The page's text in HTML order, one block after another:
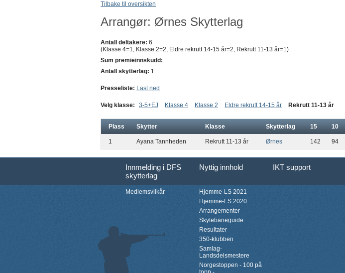
Tilbake til oversikten
Arrangør: Ørnes Skytterlag
Antall deltakere: 6
(Klasse 4=1, Klasse 2=2, Eldre rekrutt 14-15 år=2, Rekrutt 11-13 år=1)
Sum premieinnskudd:
Antall skytterlag: 1
Presseliste: Last ned
Velg klasse: 3-5+EJ Klasse 4 Klasse 2 Eldre rekrutt 14-15 år Rekrutt 11-13 år
Plass Skytter Klasse Skytterlag 15 10
1 Ayana Tannheden Rekrutt 11-13 år Ørnes 142 94
Innmelding i DFS
skytterlag
Nyttig innhold IKT support
Medlemsvilkår
Hjemme-LS 2021
Hjemme-LS 2020
Arrangementer
Skytebaneguide
Resultater
350-klubben
Samlag-
Landsdelsmestere
Norgestoppen - 100 på